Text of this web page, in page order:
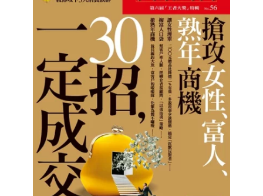
3C家電 運動休閒 親子玩具
女裝 男裝 化妝保養 情趣用品
日本購物 電子/紙本書
HOT